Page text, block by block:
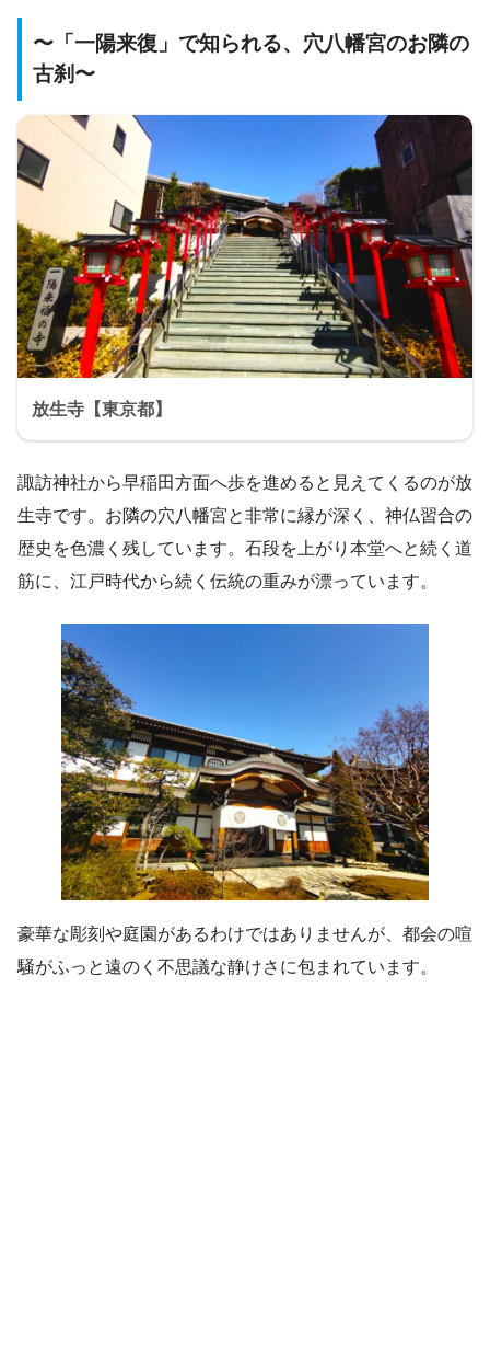
〜「一陽来復」で知られる、穴八幡宮のお隣の
古刹〜
放生寺【東京都】
諏訪神社から早稲田方面へ歩を進めると見えてくるのが放
生寺です。お隣の穴八幡宮と非常に縁が深く、神仏習合の
歴史を色濃く残しています。石段を上がり本堂へと続く道
筋に、江戸時代から続く伝統の重みが漂っています。
豪華な彫刻や庭園があるわけではありませんが、都会の喧
騒がふっと遠のく不思議な静けさに包まれています。